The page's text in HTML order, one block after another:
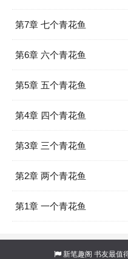
第7章 七个青花鱼
第6章 六个青花鱼
第5章 五个青花鱼
第4章 四个青花鱼
第3章 三个青花鱼
第2章 两个青花鱼
第1章 一个青花鱼
新笔趣阁 书友最值